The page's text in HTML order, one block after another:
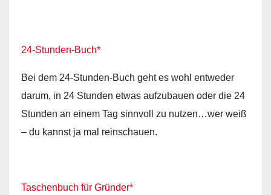
24-Stunden-Buch*
Bei dem 24-Stunden-Buch geht es wohl entweder
darum, in 24 Stunden etwas aufzubauen oder die 24
Stunden an einem Tag sinnvoll zu nutzen…wer weiß
– du kannst ja mal reinschauen.
Taschenbuch für Gründer*